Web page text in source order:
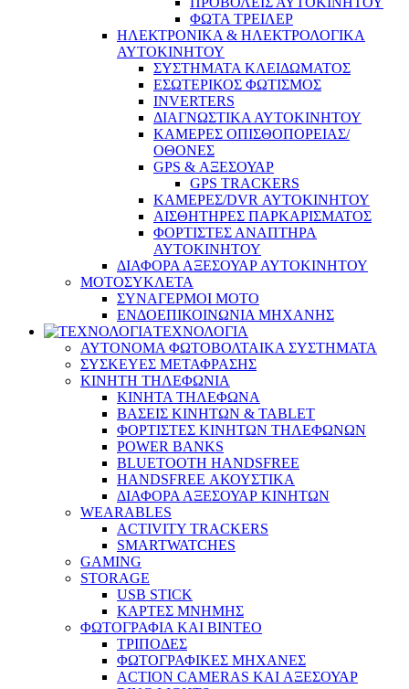
ΦΩΤΑ ΤΡΕΙΛΕΡ
ΗΛΕΚΤΡΟΝΙΚΑ & ΗΛΕΚΤΡΟΛΟΓΙΚΑ
ΑΥΤΟΚΙΝΗΤΟΥ
ΣΥΣΤΗΜΑΤΑ ΚΛΕΙΔΩΜΑΤΟΣ
ΕΣΩΤΕΡΙΚΟΣ ΦΩΤΙΣΜΟΣ
INVERTERS
ΔΙΑΓΝΩΣΤΙΚΑ ΑΥΤΟΚΙΝΗΤΟΥ
ΚΑΜΕΡΕΣ ΟΠΙΣΘΟΠΟΡΕΙΑΣ/
ΟΘΟΝΕΣ
GPS & ΑΞΕΣΟΥΑΡ
GPS TRACKERS
ΚΑΜΕΡΕΣ/DVR ΑΥΤΟΚΙΝΗΤΟΥ
ΑΙΣΘΗΤΗΡΕΣ ΠΑΡΚΑΡΙΣΜΑΤΟΣ
ΦΟΡΤΙΣΤΕΣ ΑΝΑΠΤΗΡΑ
ΑΥΤΟΚΙΝΗΤΟΥ
ΔΙΑΦΟΡΑ ΑΞΕΣΟΥΑΡ ΑΥΤΟΚΙΝΗΤΟΥ
ΜΟΤΟΣΥΚΛΕΤΑ
ΣΥΝΑΓΕΡΜΟΙ ΜΟΤΟ
ΕΝΔΟΕΠΙΚΟΙΝΩΝΙΑ ΜΗΧΑΝΗΣ
ΤΕΧΝΟΛΟΓΙΑ
ΑΥΤΟΝΟΜΑ ΦΩΤΟΒΟΛΤΑΙΚΑ ΣΥΣΤΗΜΑΤΑ
ΣΥΣΚΕΥΕΣ ΜΕΤΑΦΡΑΣΗΣ
ΚΙΝΗΤΗ ΤΗΛΕΦΩΝΙΑ
ΚΙΝΗΤΑ ΤΗΛΕΦΩΝΑ
ΒΑΣΕΙΣ ΚΙΝΗΤΩΝ & TABLET
ΦΟΡΤΙΣΤΕΣ ΚΙΝΗΤΩΝ ΤΗΛΕΦΩΝΩΝ
POWER BANKS
BLUETOOTH HANDSFREE
HANDSFREE ΑΚΟΥΣΤΙΚΑ
ΔΙΑΦΟΡΑ ΑΞΕΣΟΥΑΡ ΚΙΝΗΤΩΝ
WEARABLES
ACTIVITY TRACKERS
SMARTWATCHES
GAMING
STORAGE
USB STICK
ΚΑΡΤΕΣ ΜΝΗΜΗΣ
ΦΩΤΟΓΡΑΦΙΑ ΚΑΙ ΒΙΝΤΕΟ
ΤΡΙΠΟΔΕΣ
ΦΩΤΟΓΡΑΦΙΚΕΣ ΜΗΧΑΝΕΣ
ACTION CAMERAS KAI ΑΞΕΣΟΥΑΡ